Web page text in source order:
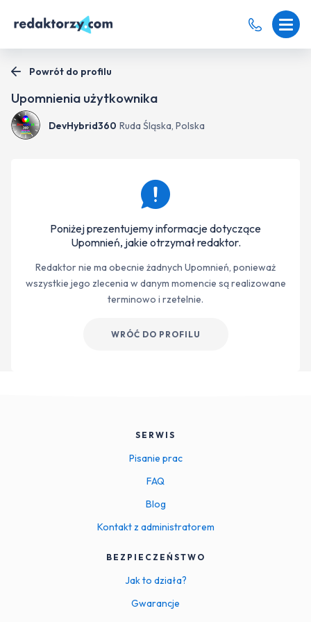
Upomnienia użytkownika
DevHybrid360 Ruda Śląska, Polska
Powrót do profilu
Poniżej prezentujemy informacje dotyczące
Upomnień, jakie otrzymał redaktor.
Redaktor nie ma obecnie żadnych Upomnień, ponieważ
wszystkie jego zlecenia w danym momencie są realizowane
terminowo i rzetelnie.
WRÓĆ DO PROFILU
SERWIS
Pisanie prac
FAQ
Blog
Kontakt z administratorem
BEZPIECZEŃSTWO
Jak to działa?
Gwarancje